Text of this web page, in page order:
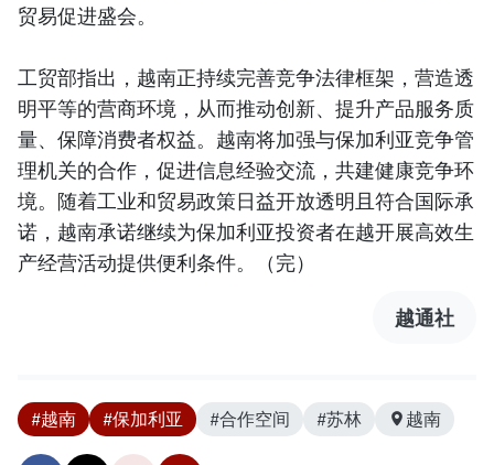
贸易促进盛会。
工贸部指出，越南正持续完善竞争法律框架，营造透
明平等的营商环境，从而推动创新、提升产品服务质
量、保障消费者权益。越南将加强与保加利亚竞争管
理机关的合作，促进信息经验交流，共建健康竞争环
境。随着工业和贸易政策日益开放透明且符合国际承
诺，越南承诺继续为保加利亚投资者在越开展高效生
产经营活动提供便利条件。（完）
越通社
#越南 #保加利亚 #合作空间 #苏林 越南